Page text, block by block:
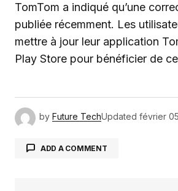
TomTom a indiqué qu’une
publiée récemment. Les
mettre à jour leur application
Play Store pour bénéficier de
by Future TechUpdated février
ADD A COMMENT